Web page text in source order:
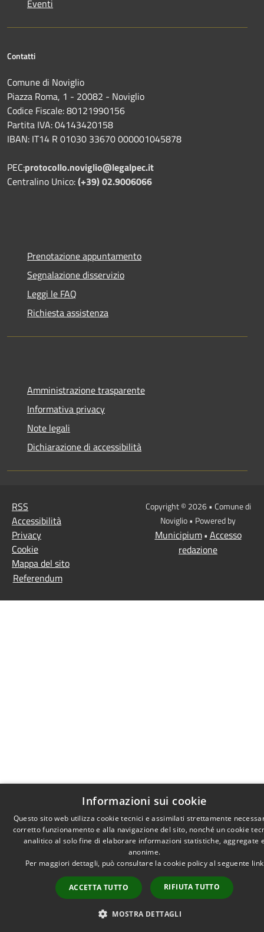
Eventi
Contatti
Comune di Noviglio
Piazza Roma, 1 - 20082 - Noviglio
Codice Fiscale: 80121990156
Partita IVA: 04143420158
IBAN: IT14 R 01030 33670 000001045878
PEC:protocollo.noviglio@legalpec.it
Centralino Unico:(+39) 02.9006066
Prenotazione appuntamento
Segnalazione disservizio
Leggi le FAQ
Richiesta assistenza
Amministrazione trasparente
Informativa privacy
Note legali
Dichiarazione di accessibilità
RSS
Accessibilità
Privacy
Cookie
Mappa del sito
Referendum
Copyright © 2026 • Comune di
Noviglio • Powered by
Municipium• Accesso
redazione
Informazioni sui cookie
Questo sito web utilizza cookie tecnici e assimilati strettamente
corretto funzionamento e alla navigazione del sito, nonché un cookie
analitico al solo fine di elaborare informazioni statistiche, aggregate
anonime.
Per maggiori dettagli, può consultare la cookie policy al seguente link
ACCETTA TUTTO RIFIUTA TUTTO
MOSTRA DETTAGLI